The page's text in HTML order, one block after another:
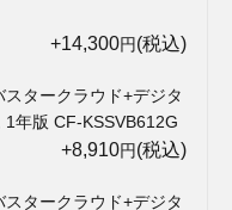
+14,300円(税込)
スタークラウド+デジタ
年版 CF-KSSVB612G
+8,910円(税込)
スタークラウド+デジタ